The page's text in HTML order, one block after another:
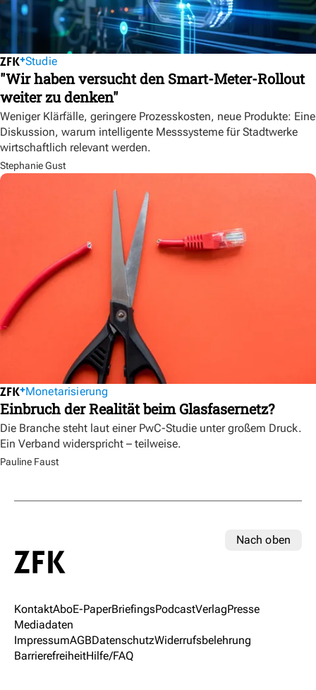
Studie
"Wir haben versucht den Smart-Meter-Rollout
weiter zu denken"
Weniger Klärfälle, geringere Prozesskosten, neue Produkte: Eine
Diskussion, warum intelligente Messsysteme für Stadtwerke
wirtschaftlich relevant werden.
Stephanie Gust
Monetarisierung
Einbruch der Realität beim Glasfasernetz?
Die Branche steht laut einer PwC-Studie unter großem Druck.
Ein Verband widerspricht – teilweise.
Pauline Faust
Nach oben
KontaktAboE-PaperBriefingsPodcastVerlagPresse
Mediadaten
ImpressumAGBDatenschutzWiderrufsbelehrung
BarrierefreiheitHilfe/FAQ